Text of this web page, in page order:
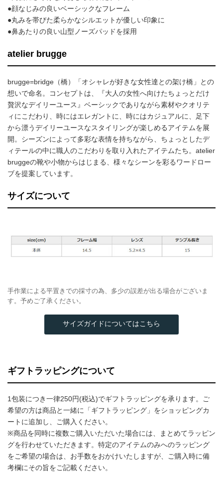
●顔なじみの良いベーシックなフレーム
●丸みを帯びた柔らかなシルエットが優しい印象に
●鼻あたりの良い山型ノーズパッドを採用
atelier brugge
brugge=bridge（橋）「オシャレが好きな女性達との架け橋」との
想いで命名。コンセプトは、『大人の女性へ向けたちょっとだけ
贅沢なデイリーユース』ベーシックでありながら素材やクオリテ
ィにこだわり、時にはエレガントに、時にはカジュアルに、足下
から漂うデイリーユースなスタイリングが楽しめるアイテムを展
開。シーズンによって多彩な表情を持ちながら、ちょっとしたデ
ィテールの中に職人のこだわりを取り入れたアイテムたち。atelier
bruggeの靴や小物からはじまる、様々なシーンを彩るワードロー
ブを提案しています。
サイズについて
手作業による平置きでの採寸の為、多少の誤差が出る場合がございま
す。予めご了承ください。
サイズガイドについてはこちら
ギフトラッピングについて
1包装につき一律250円(税込)でギフトラッピングを承ります。ご
希望の方は商品と一緒に「ギフトラッピング」をショッピングカ
ートに追加し、ご購入ください。
※商品を同時に複数ご購入いただいた場合には、まとめてラッピン
グを行わせていただきます。特定のアイテムのみへのラッピング
をご希望の場合は、お手数をおかけいたしますが、ご購入時に備
考欄にその旨をご記載ください。